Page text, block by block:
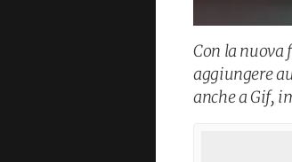
Con la nuova
aggiungere
anche a Gif,